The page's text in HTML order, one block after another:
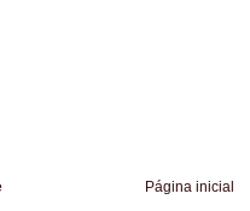
Página inicial